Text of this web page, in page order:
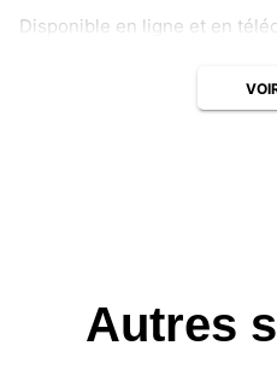
Disponible en ligne et en
Autres